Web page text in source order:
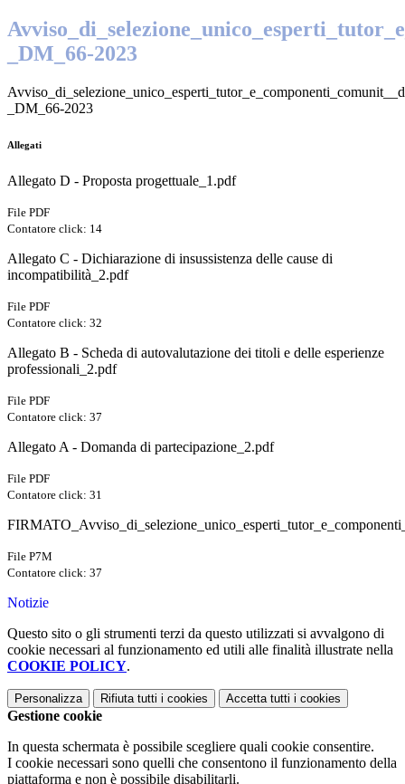
_DM_66-2023
_DM_66-2023
Allegati
Allegato D - Proposta progettuale_1.pdf
File PDF
Contatore click: 14
Allegato C - Dichiarazione di insussistenza delle cause di
incompatibilità_2.pdf
File PDF
Contatore click: 32
Allegato B - Scheda di autovalutazione dei titoli e delle esperienze
professionali_2.pdf
File PDF
Contatore click: 37
Allegato A - Domanda di partecipazione_2.pdf
File PDF
Contatore click: 31
File P7M
Contatore click: 37
Notizie
Questo sito o gli strumenti terzi da questo utilizzati si avvalgono di
cookie necessari al funzionamento ed utili alle finalità illustrate nella
COOKIE POLICY.
Personalizza Rifiuta tutti i cookies Accetta tutti i cookies
Gestione cookie
In questa schermata è possibile scegliere quali cookie consentire.
I cookie necessari sono quelli che consentono il funzionamento della
piattaforma e non è possibile disabilitarli.